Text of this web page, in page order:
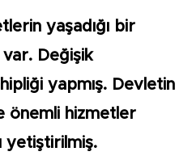
yaşadığı bir
Değişik
yapmış. Devletin
önemli hizmetler
yetiştirilmiş.